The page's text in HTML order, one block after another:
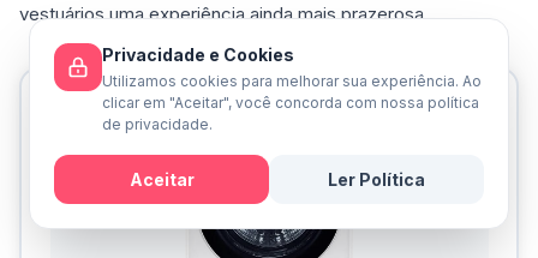
vestuários uma experiência ainda mais prazerosa.
Privacidade e Cookies
Utilizamos cookies para melhorar sua experiência. Ao
clicar em "Aceitar", você concorda com nossa política
de privacidade.
Aceitar
Ler Política